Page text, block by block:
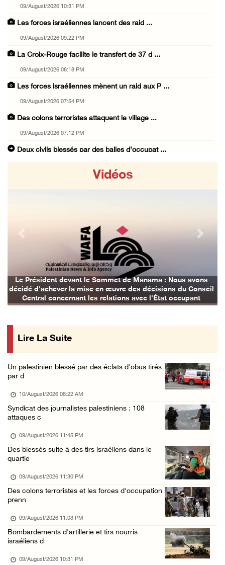
09/August/2026 10:31 PM
Les forces israéliennes lancent des raid ...
09/August/2026 09:22 PM
La Croix-Rouge facilite le transfert de 37 d ...
09/August/2026 08:18 PM
Les forces israéliennes mènent un raid aux P ...
09/August/2026 07:54 PM
Des colons terroristes attaquent le village ...
09/August/2026 07:12 PM
Deux civils blessés par des balles d’occupat ...
09/August/2026 04:23 PM
Des ministres et des membres de la Knesset p ...
09/August/2026 02:36 PM
Les autorités d’occupation reconnaissent le ...
09/August/2026 02:08 PM
133 colons israéliens font irruption dans la ...
Des cultures endommagées après le pâturage d ...
Gaza : le bilan de la guerre atteint 73.386 ...
09/August/2026 11:54 AM
Le Président Abbas rend hommage à Diab Al-Lo ...
09/August/2026 10:54 AM
Les forces israéliennes s’emparent d’une mai ...
Les forces israéliennes installent un barrag ...
Malgré le cessez-le-feu, Gaza toujours sous ...
09/August/2026 09:53 AM
Des soldats israéliens ouvrent le feu sur un ...
Vidéos
Le Président devant le Sommet de Manama : Nous avons
décidé d'achever la mise en œuvre des décisions du Conseil
Central concernant les relations avec l'État occupant
Previous Next
Lire La Suite
Un palestinien blessé par des éclats d'obus tirés
par d
10/August/2026 08:22 AM
Syndicat des journalistes palestiniens : 108
attaques c
09/August/2026 11:45 PM
Des blessés suite à des tirs israéliens dans le
quartie
09/August/2026 11:30 PM
Des colons terroristes et les forces d'occupation
prenn
09/August/2026 11:03 PM
Bombardements d'artillerie et tirs nourris
israéliens d
09/August/2026 10:31 PM